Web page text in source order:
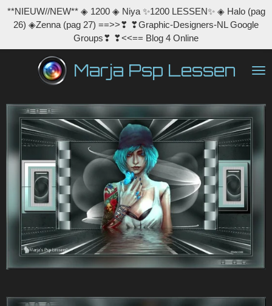
Ga
direct
de
hoofdinhoud
Marja Psp Lessen
**NIEUW//NEW** ◈ 1200 ◈ Niya ✨1200 LESSEN✨ ◈ Halo (pag
26) ◈Zenna (pag 27) ==>>❣ ❣Graphic-Designers-NL Google
Groups❣ ❣<<== Blog 4 Online